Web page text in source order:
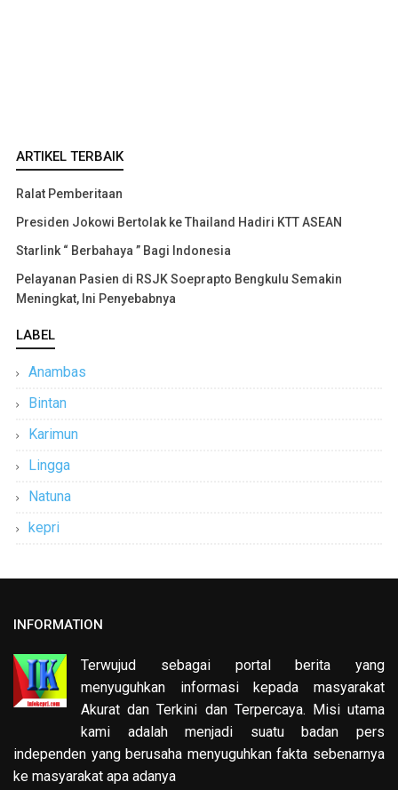
ARTIKEL TERBAIK
Ralat Pemberitaan
Presiden Jokowi Bertolak ke Thailand Hadiri KTT ASEAN
Starlink “ Berbahaya ” Bagi Indonesia
Pelayanan Pasien di RSJK Soeprapto Bengkulu Semakin
Meningkat, Ini Penyebabnya
LABEL
Anambas
Bintan
Karimun
Lingga
Natuna
kepri
INFORMATION
Terwujud sebagai portal berita yang
menyuguhkan informasi kepada masyarakat
Akurat dan Terkini dan Terpercaya. Misi utama
kami adalah menjadi suatu badan pers
independen yang berusaha menyuguhkan fakta sebenarnya
ke masyarakat apa adanya